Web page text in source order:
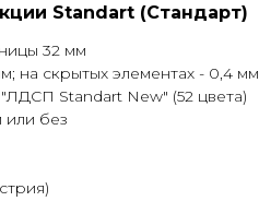
Standart (Стандарт)
32 мм
на скрытых элементах - 0,4 мм
Standart New" (52 цвета)
или без